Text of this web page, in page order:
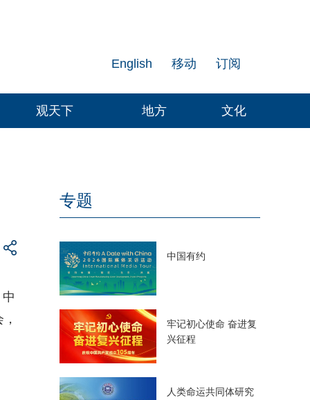
订阅
移动
English
观天下 地方 文化
专题
中国有约
牢记初心使命 奋进复
兴征程
人类命运共同体研究